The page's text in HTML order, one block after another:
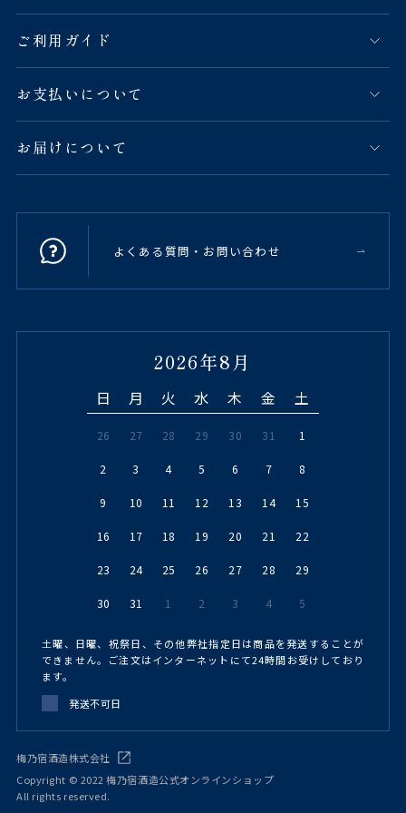
ご利用ガイド
お支払いについて
お届けについて
よくある質問・お問い合わせ
2026年8月
日 月 火 水 木 金 土
26 27 28 29 30 31 1
2 3 4 5 6 7 8
9 10 11 12 13 14 15
16 17 18 19 20 21 22
23 24 25 26 27 28 29
30 31 1 2 3 4 5
土曜、日曜、祝祭日、その他弊社指定日は商品を発送することが
できません。ご注文はインターネットにて24時間お受けしており
ます。
発送不可日
梅乃宿酒造株式会社
Copyright © 2022 梅乃宿酒造公式オンラインショップ
All rights reserved.